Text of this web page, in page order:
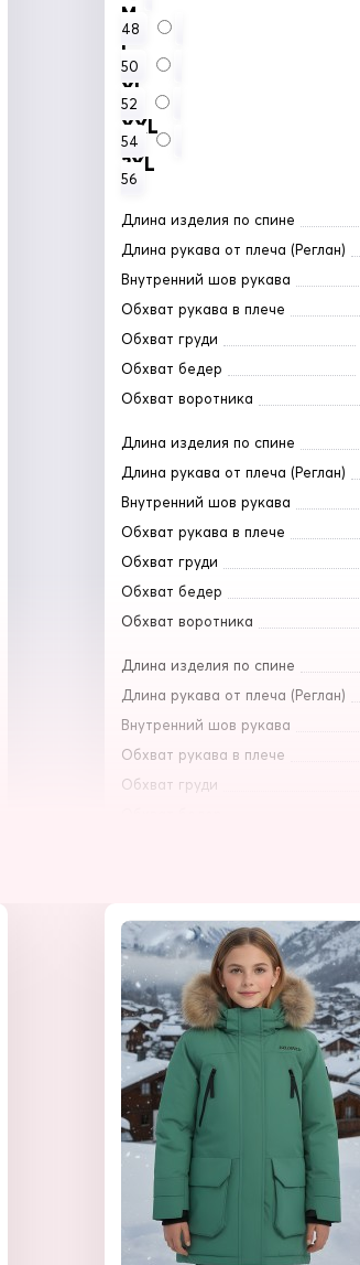
M
48
L
50
XL
52
XXL
54
3XL
56
Длина изделия по спине
Длина рукава от плеча (Реглан)
Внутренний шов рукава
Обхват рукава в плече
Обхват груди
Обхват бедер
Обхват воротника
Длина изделия по спине
Длина рукава от плеча (Реглан)
Внутренний шов рукава
Обхват рукава в плече
Обхват груди
Обхват бедер
Обхват воротника
Длина изделия по спине
Длина рукава от плеча (Реглан)
Внутренний шов рукава
Обхват рукава в плече
Обхват груди
Длина рукава от плеча (Реглан)
Внутренний шов рукава
Обхват рукава в плече
Обхват груди
Обхват бедер
Обхват воротника
Длина изделия по спине
Длина рукава от плеча (Реглан)
Внутренний шов рукава
Обхват рукава в плече
Обхват груди
Обхват бедер